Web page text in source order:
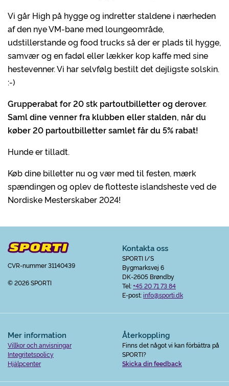
Vi går High på hygge og indretter staldene i nærheden
af den nye VM-bane med loungeområde,
udstillerstande og food trucks så der er plads til hygge,
samvær og en fadøl eller lækker kop kaffe med sine
hestevenner. Vi har selvfølg bestilt det dejligste solskin.
:-)
Grupperabat for 20 stk partoutbilletter og derover.
Saml dine venner fra klubben eller stalden, når du
køber 20 partoutbilletter samlet får du 5% rabat!
Hunde er tilladt.
Køb dine billetter nu og vær med til festen, mærk
spændingen og oplev de flotteste islandsheste ved de
Nordiske Mesterskaber 2024!
CVR-nummer 31140439
© 2026 SPORTI
Kontakta oss
SPORTI I/S
Bygmarksvej 6
DK-2605 Brøndby
Tel:+45 20 71 73 84
E-post:info@sporti.dk
Mer information
Villkor och anvisningar
Integritetspolicy
Hjälpcenter
Återkoppling
Finns det något vi kan förbättra på
SPORTI?
Skicka din feedback